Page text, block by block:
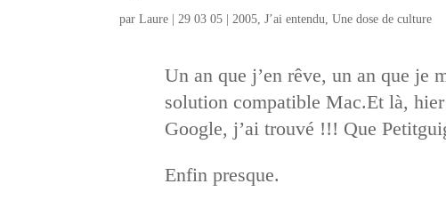
parLaure | 29 03 05 | 2005 ,J’ai entendu ,Une dose de culture
Un an que j’en rêve, un an que je
solution compatible Mac.Et là,
Google, j’ai trouvé !!! Que
Enfin presque.